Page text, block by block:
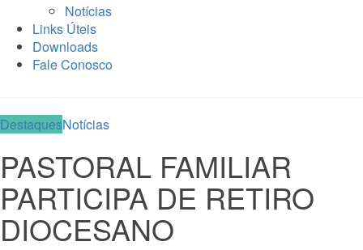
Notícias
Links Úteis
Downloads
Fale Conosco
DestaquesNotícias
PASTORAL FAMILIAR
PARTICIPA DE RETIRO
DIOCESANO